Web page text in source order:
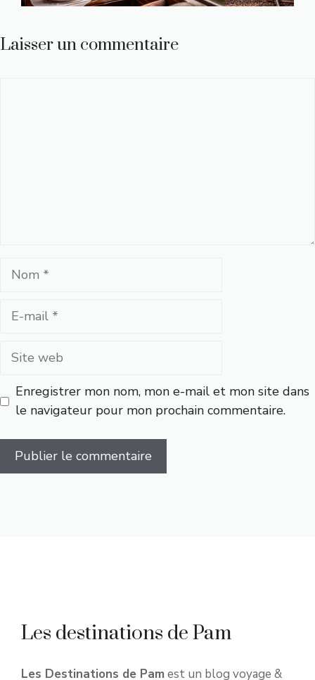
Laisser un commentaire
Nom
Site
Enregistrer mon nom, mon e-mail et mon site dans
le navigateur pour mon prochain commentaire.
Les destinations de Pam
Les Destinations de Pam est un blog voyage &